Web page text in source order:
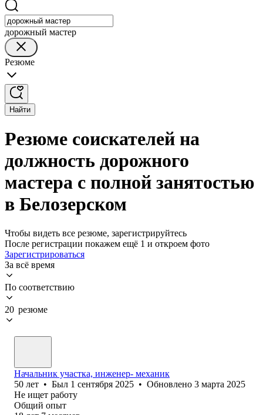
дорожный мастер
Резюме
Найти
Резюме соискателей на
должность дорожного
мастера с полной занятостью
в Белозерском
Чтобы видеть все резюме, зарегистрируйтесь
После регистрации покажем ещё 1 и откроем фото
Зарегистрироваться
За всё время
По соответствию
20 резюме
Начальник участка, инженер- механик
50 лет • Был 1 сентября 2025 • Обновлено 3 марта 2025
Не ищет работу
Общий опыт